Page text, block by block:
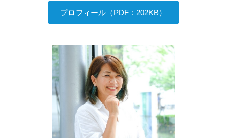
プロフィール（PDF：202KB）